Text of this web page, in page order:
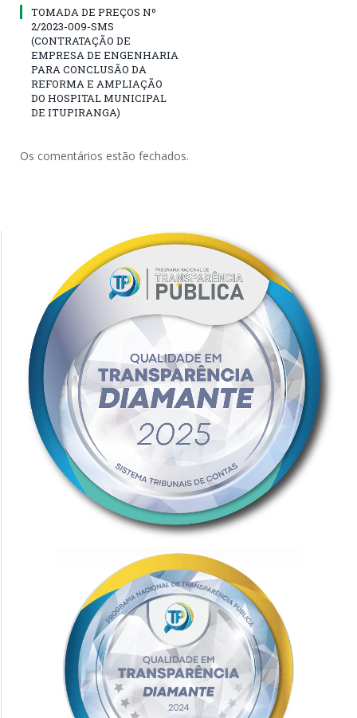
TOMADA DE PREÇOS Nº
2/2023-009-SMS
(CONTRATAÇÃO DE
EMPRESA DE ENGENHARIA
PARA CONCLUSÃO DA
REFORMA E AMPLIAÇÃO
DO HOSPITAL MUNICIPAL
DE ITUPIRANGA)
Os comentários estão fechados.